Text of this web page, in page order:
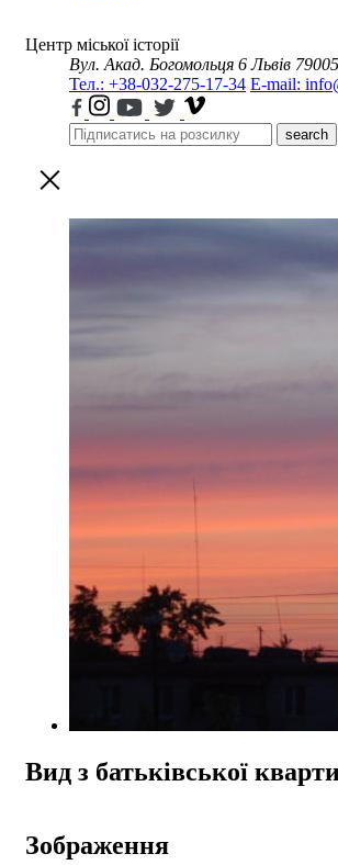
Центр міської історії
Вул. Акад. Богомольця 6 Львів
Тел.: +38-032-275-17-34 E-mail:
search
Вид з батьківської
Зображення